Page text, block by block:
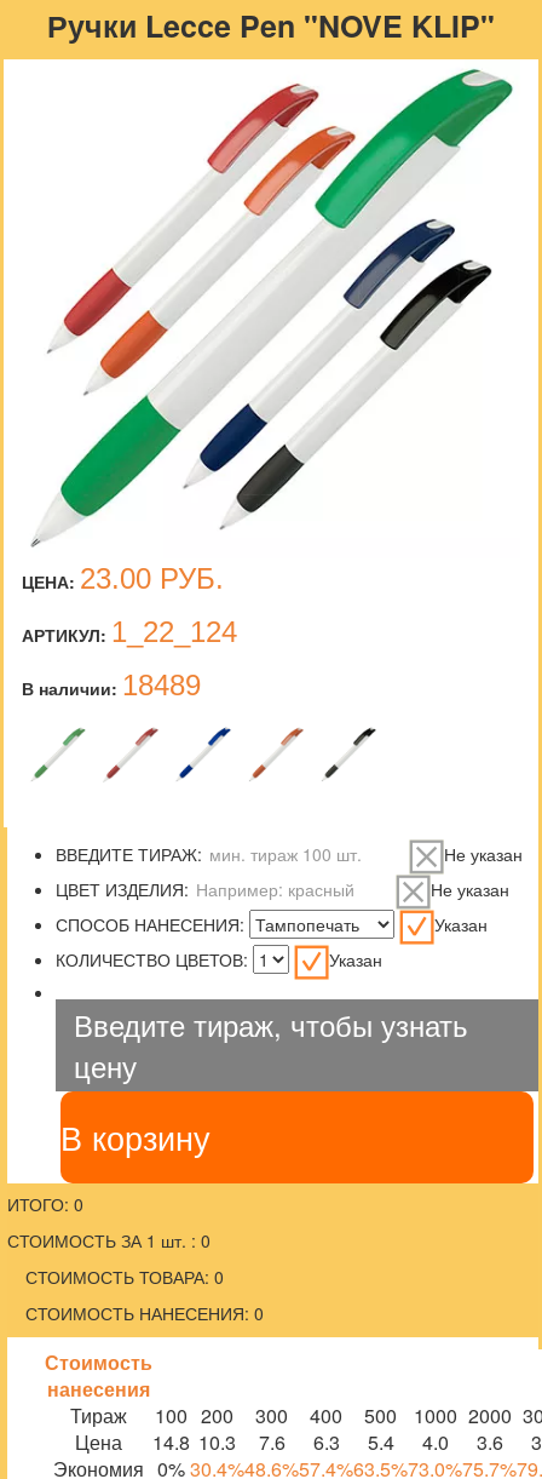
Ручки Lecce Pen "NOVE KLIP"
ЦЕНА: 23.00 РУБ.
АРТИКУЛ: 1_22_124
В наличии: 18489
ВВЕДИТЕ ТИРАЖ:
Не указан
ЦВЕТ ИЗДЕЛИЯ:
Не указан
СПОСОБ НАНЕСЕНИЯ:
Указан
КОЛИЧЕСТВО ЦВЕТОВ:
Указан
Введите тираж, чтобы узнать
цену
В корзину
ИТОГО: 0
СТОИМОСТЬ ЗА 1 шт. : 0
СТОИМОСТЬ ТОВАРА: 0
СТОИМОСТЬ НАНЕСЕНИЯ: 0
Стоимость
нанесения
Тираж
100 200 300 400 500 1000 2000
Цена
14.8 10.3 7.6 6.3 5.4 4.0 3.6
Экономия 0%30.4%48.6%57.4%63.5%73.0%75.7%